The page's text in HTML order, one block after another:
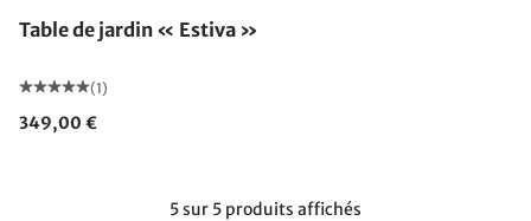
Table de jardin « Estiva »
(1)
349,00 €
5 sur 5 produits affichés